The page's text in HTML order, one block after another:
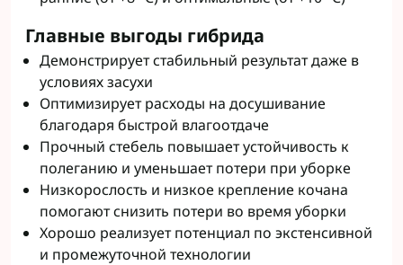
Главные выгоды гибрида
Демонстрирует стабильный результат даже в
условиях засухи
Оптимизирует расходы на досушивание
благодаря быстрой влагоотдаче
Прочный стебель повышает устойчивость к
полеганию и уменьшает потери при уборке
Низкорослость и низкое крепление кочана
помогают снизить потери во время уборки
Хорошо реализует потенциал по экстенсивной
и промежуточной технологии